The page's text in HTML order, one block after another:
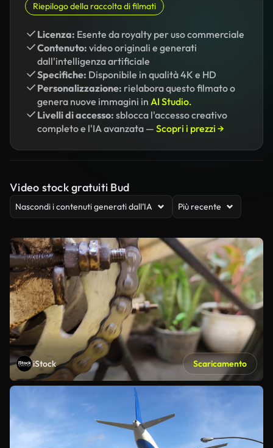
Riepilogo della raccolta di filmati
Licenza: Esente da royalty per uso commerciale
Contenuto: video originali e generati
dall'intelligenza artificiale
Specifiche: Disponibile in qualità 4K e HD
Personalizzazione: rielabora questo filmato o
genera nuove immagini in AI Studio.
Livelli di accesso: sblocca l'accesso creativo
completo e l'IA avanzata — Scopri i prezzi →
Video stock gratuiti Bud
Nascondi i contenuti generati dall’IA Più recente
iStock Scaricamento